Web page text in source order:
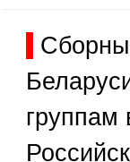
группам